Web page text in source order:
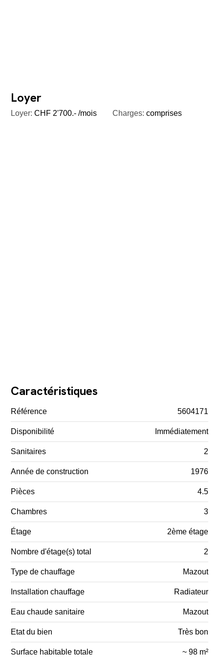
Loyer
Loyer: CHF 2'700.- /mois Charges: comprises
Caractéristiques
Référence 5604171
Disponibilité Immédiatement
Sanitaires 2
Année de construction 1976
Pièces 4.5
Chambres 3
Étage 2ème étage
Nombre d'étage(s) total 2
Type de chauffage Mazout
Installation chauffage Radiateur
Eau chaude sanitaire Mazout
Etat du bien Très bon
Surface habitable totale ~ 98 m²